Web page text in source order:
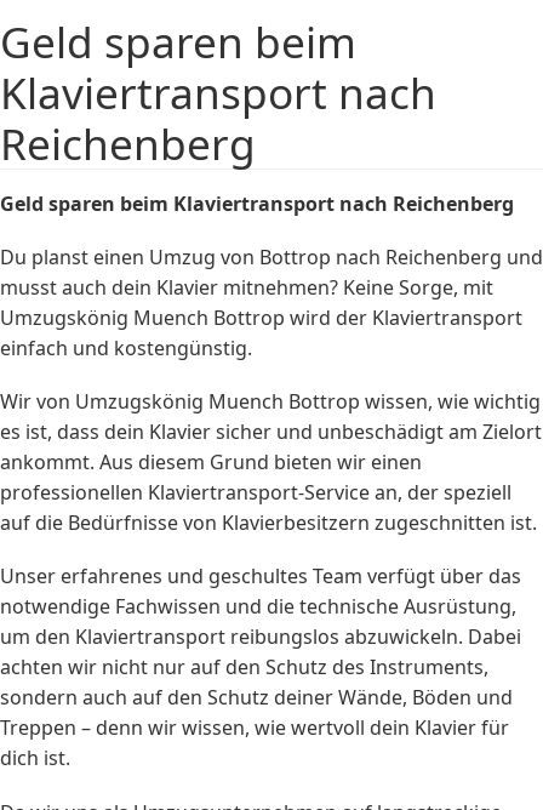
Geld sparen beim
Klaviertransport nach
Reichenberg
Geld sparen beim Klaviertransport nach Reichenberg
Du planst einen Umzug von Bottrop nach Reichenberg und
musst auch dein Klavier mitnehmen? Keine Sorge, mit
Umzugskönig Muench Bottrop wird der Klaviertransport
einfach und kostengünstig.
Wir von Umzugskönig Muench Bottrop wissen, wie wichtig
es ist, dass dein Klavier sicher und unbeschädigt am Zielort
ankommt. Aus diesem Grund bieten wir einen
professionellen Klaviertransport-Service an, der speziell
auf die Bedürfnisse von Klavierbesitzern zugeschnitten ist.
Unser erfahrenes und geschultes Team verfügt über das
notwendige Fachwissen und die technische Ausrüstung,
um den Klaviertransport reibungslos abzuwickeln. Dabei
achten wir nicht nur auf den Schutz des Instruments,
sondern auch auf den Schutz deiner Wände, Böden und
Treppen – denn wir wissen, wie wertvoll dein Klavier für
dich ist.